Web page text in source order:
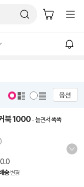
옵션
북 1000 -놀면서 똑똑
송 변경